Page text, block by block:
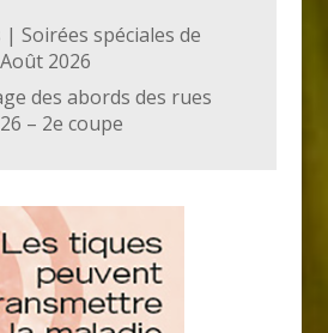
| Soirées spéciales de
2026
des abords des rues
– 2e coupe